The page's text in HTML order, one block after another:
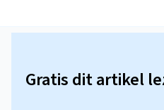
Gratis dit artikel